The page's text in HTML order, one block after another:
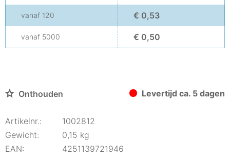
vanaf 120 € 0,53
vanaf 5000 € 0,50
Onthouden Levertijd ca. 5 dagen
Artikelnr.:
1002812
Gewicht:
0,15 kg
EAN:
4251139721946